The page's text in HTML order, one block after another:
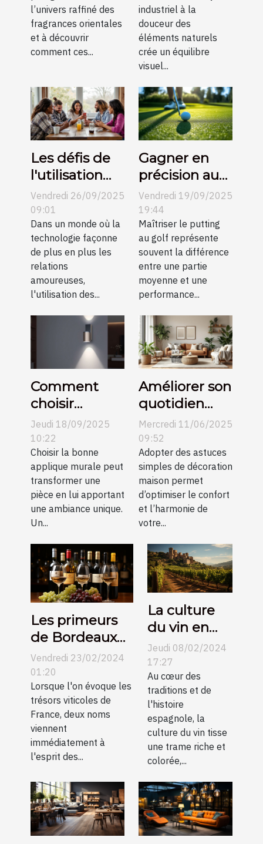
l’univers raffiné des
fragrances orientales
et à découvrir
comment ces...
industriel à la
douceur des
éléments naturels
crée un équilibre
visuel...
Les défis de
l'utilisation
des
plateformes
de rencontre
en petites
communes
Vendredi 26/09/2025
09:01
Dans un monde où la
technologie façonne
de plus en plus les
relations
amoureuses,
l'utilisation des...
Gagner en
précision au
putting grâce
aux conseils
vidéo
Vendredi 19/09/2025
19:44
Maîtriser le putting
au golf représente
souvent la différence
entre une partie
moyenne et une
performance...
Comment
choisir
l’applique
murale
parfaite pour
votre espace
?
Jeudi 18/09/2025
10:22
Choisir la bonne
applique murale peut
transformer une
pièce en lui apportant
une ambiance unique.
Un...
Améliorer son
quotidien
avec des
astuces
simples de
décoration
maison
Mercredi 11/06/2025
09:52
Adopter des astuces
simples de décoration
maison permet
d’optimiser le confort
et l’harmonie de
votre...
Les primeurs
de Bordeaux
contre
Bourgogne :
une
comparaison
pour les
collectionneurs
Vendredi 23/02/2024
01:20
Lorsque l'on évoque les
trésors viticoles de
France, deux noms
viennent
immédiatement à
l'esprit des...
La culture
du vin en
Espagne et
son
évolution au
fil des
siècles
Jeudi 08/02/2024
17:27
Au cœur des
traditions et de
l'histoire
espagnole, la
culture du vin tisse
une trame riche et
colorée,...